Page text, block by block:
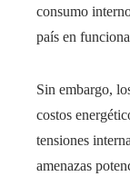
consumo
país en
Sin embargo,
costos
tensiones
amenazas